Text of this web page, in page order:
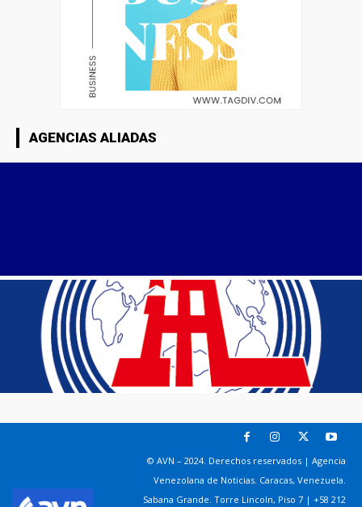
AGENCIAS ALIADAS
© AVN – 2024. Derechos reservados | Agencia
Venezolana de Noticias. Caracas, Venezuela.
Sabana Grande. Torre Lincoln, Piso 7 | +58 212